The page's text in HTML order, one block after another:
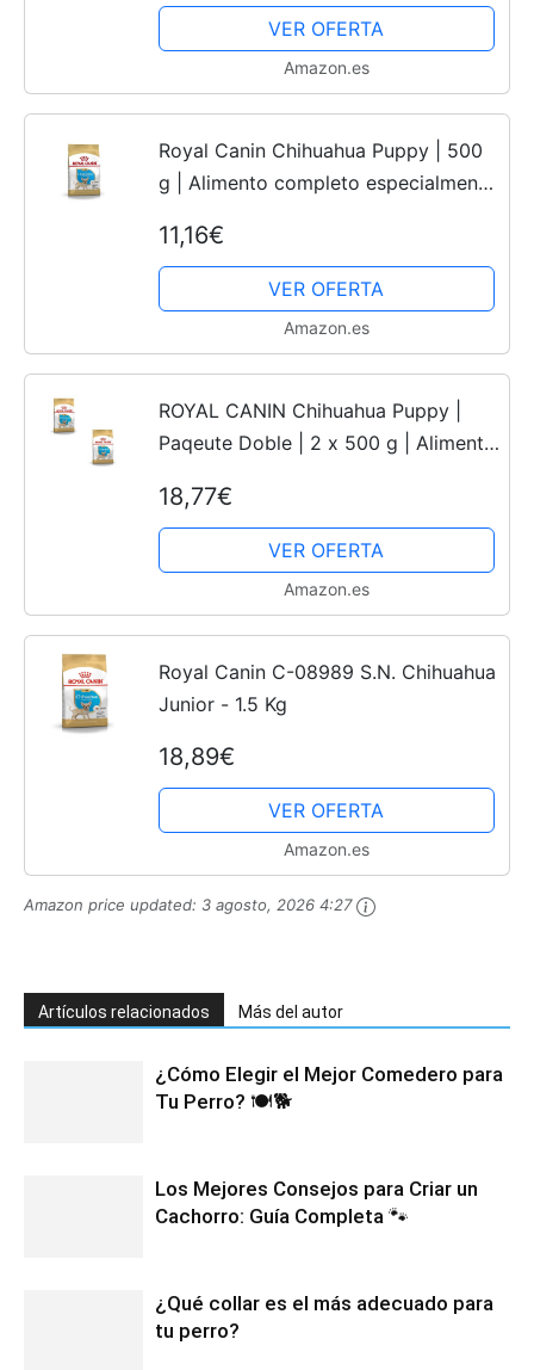
de Las heces y la Salud...
VER OFERTA
Amazon.es
Royal Canin Chihuahua Puppy | 500
g | Alimento completo especialmente
los 8 meses | Puede ayudar a reducir
el olor de las...
11,16€
VER OFERTA
Amazon.es
ROYAL CANIN Chihuahua Puppy |
Paqeute Doble | 2 x 500 g | Alimento
Chihuahua | hasta 8 Meses | Ayuda a
Reducir el Olor de...
18,77€
VER OFERTA
Amazon.es
Royal Canin C-08989 S.N. Chihuahua
Junior - 1.5 Kg
18,89€
VER OFERTA
Amazon.es
Amazon price updated: 3 agosto, 2026 4:27
Artículos relacionados Más del autor
¿Cómo Elegir el Mejor Comedero para
Tu Perro? 🍽️🐕
Los Mejores Consejos para Criar un
Cachorro: Guía Completa 🐾
¿Qué collar es el más adecuado para
tu perro?